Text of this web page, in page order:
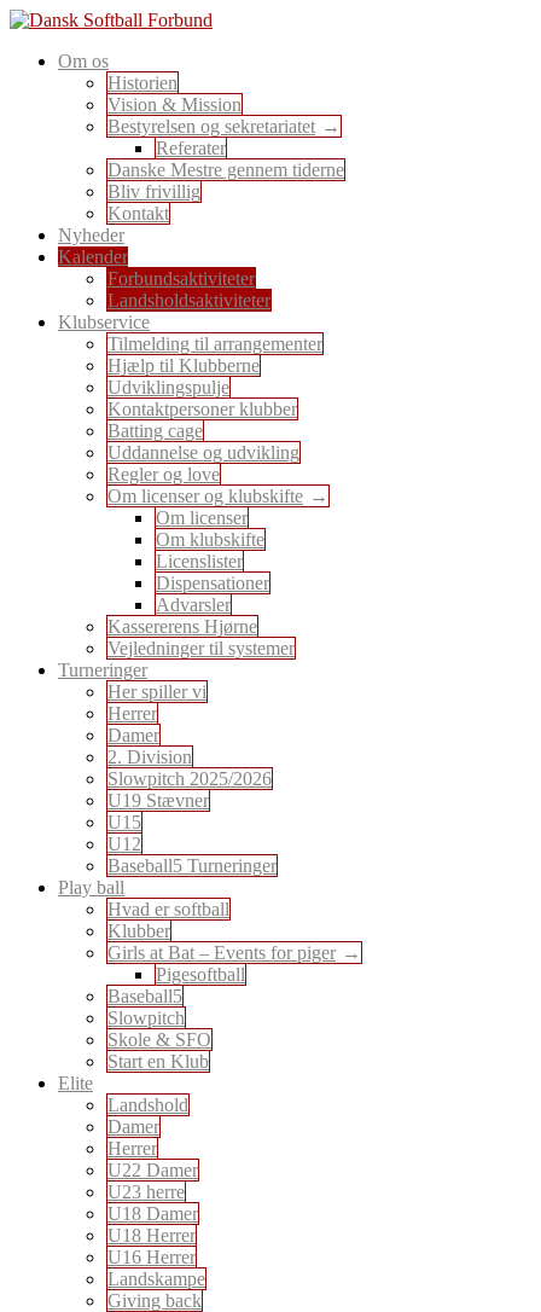
Skip
content
Dansk Softball Forbund
En sport for alle
Om os
Historien
Vision & Mission
Bestyrelsen og sekretariatet
Referater
Danske Mestre gennem tiderne
Bliv frivillig
Kontakt
Nyheder
Kalender
Forbundsaktiviteter
Landsholdsaktiviteter
Klubservice
Tilmelding til arrangementer
Hjælp til Klubberne
Udviklingspulje
Kontaktpersoner klubber
Batting cage
Uddannelse og udvikling
Regler og love
Om licenser og klubskifte
Om licenser
Om klubskifte
Licenslister
Dispensationer
Advarsler
Kassererens Hjørne
Vejledninger til systemer
Turneringer
Her spiller vi
Herrer
Damer
2. Division
Slowpitch 2025/2026
U19 Stævner
U15
U12
Baseball5 Turneringer
Play ball
Hvad er softball
Klubber
Girls at Bat – Events for piger
Pigesoftball
Baseball5
Slowpitch
Skole & SFO
Start en Klub
Elite
Landshold
Damer
Herrer
U22 Damer
U23 herre
U18 Damer
U18 Herrer
U16 Herrer
Landskampe
Giving back